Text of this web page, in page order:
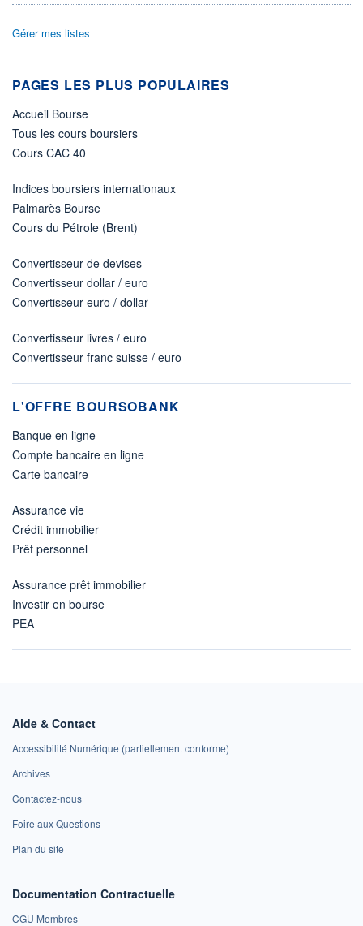
Gérer mes listes
PAGES LES PLUS POPULAIRES
Accueil Bourse
Tous les cours boursiers
Cours CAC 40
Indices boursiers internationaux
Palmarès Bourse
Cours du Pétrole (Brent)
Convertisseur de devises
Convertisseur dollar / euro
Convertisseur euro / dollar
Convertisseur livres / euro
Convertisseur franc suisse / euro
L'OFFRE BOURSOBANK
Banque en ligne
Compte bancaire en ligne
Carte bancaire
Assurance vie
Crédit immobilier
Prêt personnel
Assurance prêt immobilier
Investir en bourse
PEA
Aide & Contact
Accessibilité Numérique (partiellement conforme)
Archives
Contactez-nous
Foire aux Questions
Plan du site
Documentation Contractuelle
CGU Membres